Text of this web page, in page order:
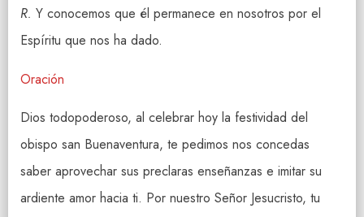
R. Y conocemos que él permanece en nosotros por el
Espíritu que nos ha dado.
Oración
Dios todopoderoso, al celebrar hoy la festividad del
obispo san Buenaventura, te pedimos nos concedas
saber aprovechar sus preclaras enseñanzas e imitar su
ardiente amor hacia ti. Por nuestro Señor Jesucristo, tu